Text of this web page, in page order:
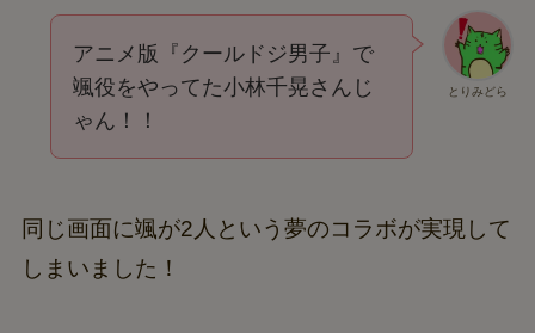
とりみどら
アニメ版『クールドジ男子』で
颯役をやってた小林千晃さんじ
ゃん！！
同じ画面に颯が2人という夢のコラボが実現して
しまいました！